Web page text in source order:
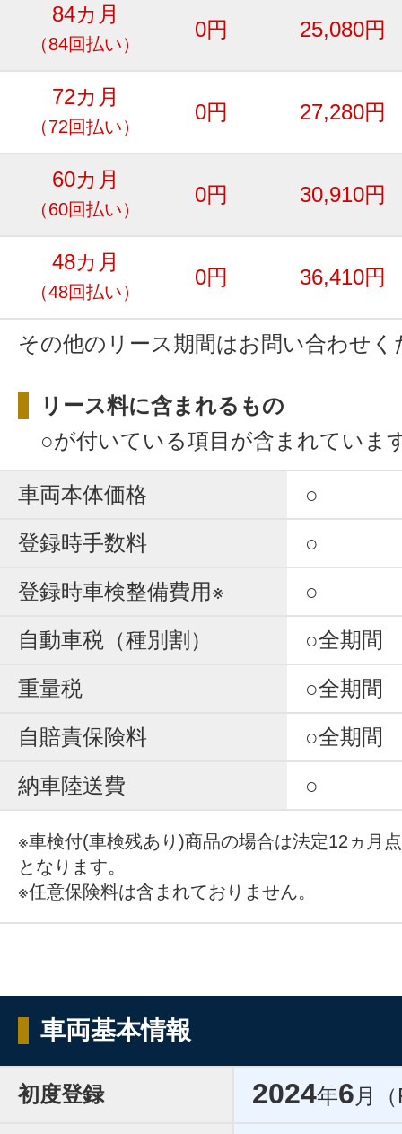
84カ月
（84回払い）
0円 25,080円
72カ月
（72回払い）
0円 27,280円
60カ月
（60回払い）
0円 30,910円
48カ月
（48回払い）
0円 36,410円
その他のリース期間はお問い合わせく
リース料に含まれるもの
○が付いている項目が含まれていま
車両本体価格
○
登録時手数料
○
登録時車検整備費用※
○
自動車税（種別割）
○全期間
重量税
○全期間
自賠責保険料
○全期間
納車陸送費
○
※車検付(車検残あり)商品の場合は法定12ヵ月
となります。
※任意保険料は含まれておりません。
車両基本情報
初度登録 2024年6 月